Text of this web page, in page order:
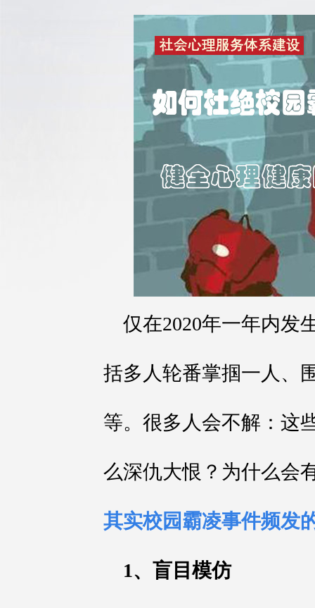
仅在2020年一年内发
括多人轮番掌掴一人、
等。很多人会不解：这
么深仇大恨？为什么会
其实校园霸凌事件频发
1、盲目模仿